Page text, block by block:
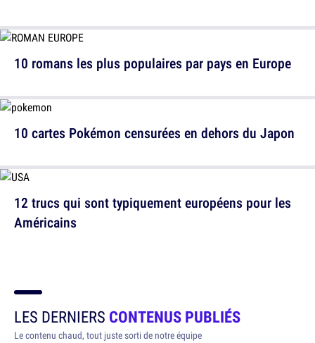
10 romans les plus populaires par pays en Europe
12 trucs qui sont typiquement européens pour les
Américains
10 cartes Pokémon censurées en dehors du Japon
LES DERNIERS CONTENUS PUBLIÉS
Le contenu chaud, tout juste sorti de notre équipe